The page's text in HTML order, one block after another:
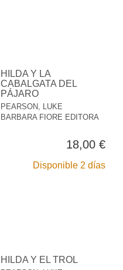
HILDA Y LA
CABALGATA DEL
PÁJARO
PEARSON, LUKE
BARBARA FIORE EDITORA
18,00 €
Disponible 2 días
HILDA Y EL TROL